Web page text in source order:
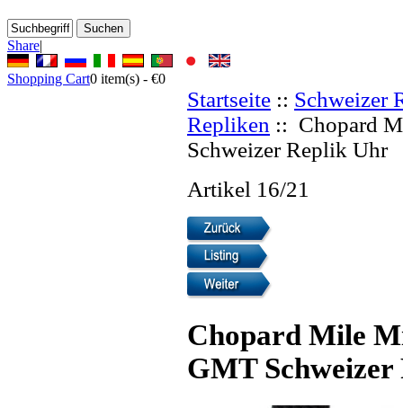
Share|
Shopping Cart0 item(s) - €0
Startseite :: Schweizer
Repliken :: Chopard
Schweizer Replik Uhr
Artikel 16/21
Chopard Mile
GMT